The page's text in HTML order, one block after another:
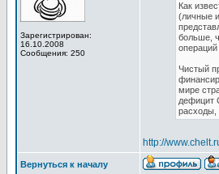
Зарегистрирован:
16.10.2008
Сообщения: 250
Как
(личные
больше,
операций
Чистый
мире
дефицит
расходы,
http://
Вернуться к началу